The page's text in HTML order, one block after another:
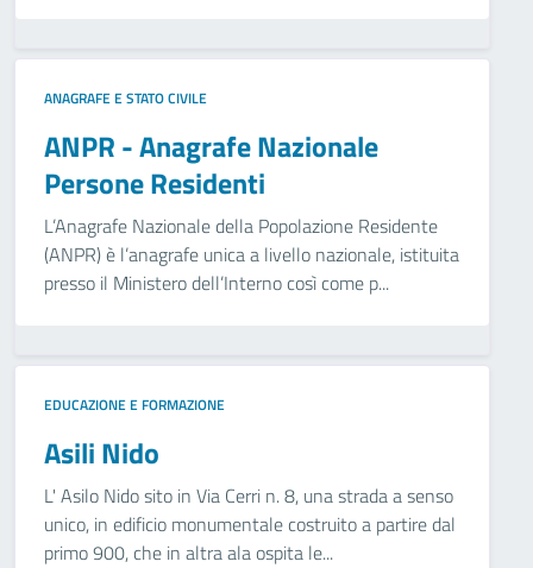
ANAGRAFE E STATO CIVILE
ANPR - Anagrafe Nazionale
Persone Residenti
L’Anagrafe Nazionale della Popolazione Residente
(ANPR) è l’anagrafe unica a livello nazionale, istituita
presso il Ministero dell’Interno così come p...
EDUCAZIONE E FORMAZIONE
Asili Nido
L' Asilo Nido sito in Via Cerri n. 8, una strada a senso
unico, in edificio monumentale costruito a partire dal
primo 900, che in altra ala ospita le...